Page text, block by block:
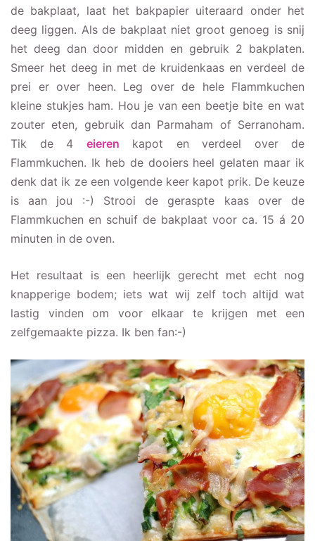
de bakplaat, laat het bakpapier uiteraard onder het
deeg liggen. Als de bakplaat niet groot genoeg is snij
het deeg dan door midden en gebruik 2 bakplaten.
Smeer het deeg in met de kruidenkaas en verdeel de
prei er over heen. Leg over de hele Flammkuchen
kleine stukjes ham. Hou je van een beetje bite en wat
zouter eten, gebruik dan Parmaham of Serranoham.
Tik de 4 eieren kapot en verdeel over de
Flammkuchen. Ik heb de dooiers heel gelaten maar ik
denk dat ik ze een volgende keer kapot prik. De keuze
is aan jou :-) Strooi de geraspte kaas over de
Flammkuchen en schuif de bakplaat voor ca. 15 á 20
minuten in de oven.
Het resultaat is een heerlijk gerecht met echt nog
knapperige bodem; iets wat wij zelf toch altijd wat
lastig vinden om voor elkaar te krijgen met een
zelfgemaakte pizza. Ik ben fan:-)